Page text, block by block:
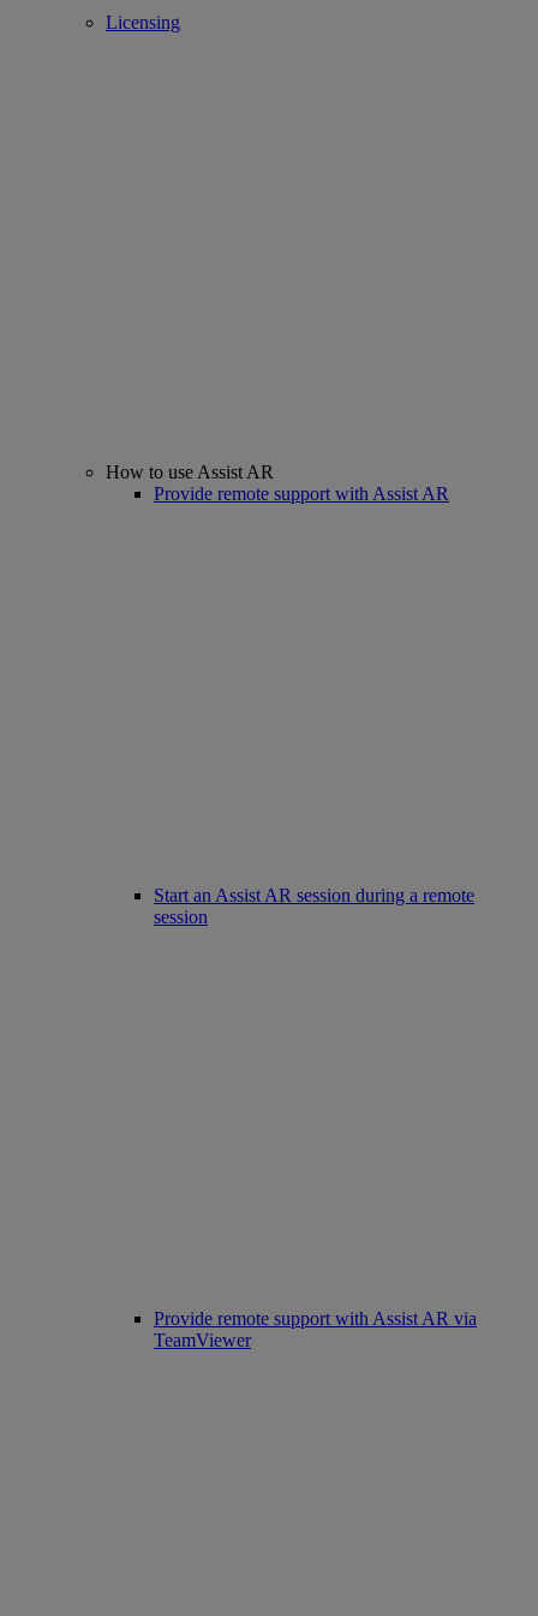
Licensing
How to use Assist AR
Provide remote support with Assist AR
Start an Assist AR session during a remote
session
Provide remote support with Assist AR via
TeamViewer